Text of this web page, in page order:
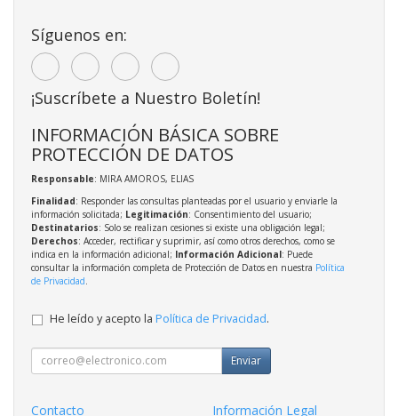
Síguenos en:
¡Suscríbete a Nuestro Boletín!
INFORMACIÓN BÁSICA SOBRE
PROTECCIÓN DE DATOS
Responsable: MIRA AMOROS, ELIAS
Finalidad: Responder las consultas planteadas por el usuario y enviarle la
información solicitada; Legitimación: Consentimiento del usuario;
Destinatarios: Solo se realizan cesiones si existe una obligación legal;
Derechos: Acceder, rectificar y suprimir, así como otros derechos, como se
indica en la información adicional; Información Adicional: Puede
consultar la información completa de Protección de Datos en nuestra Política
de Privacidad
He leído y acepto la Política de Privacidad.
Enviar
Contacto Información Legal